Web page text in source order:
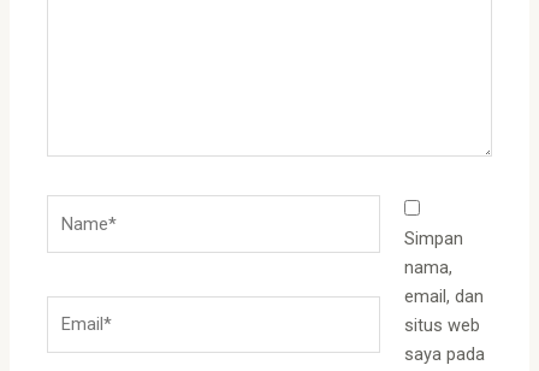
Simpan
nama,
email, dan
situs web
saya pada